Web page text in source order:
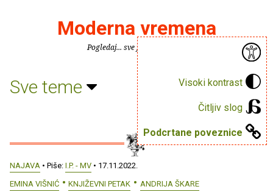
Visoki kontrast
Čitljiv slog
Podcrtane poveznice
Moderna vremena
Pogledaj... sve je puno knjiga.
Sve teme
NAJAVA • Piše: I.P. - MV • 17.11.2022.
EMINA VIŠNIĆ
KNJIŽEVNI PETAK ANDRIJA ŠKARE